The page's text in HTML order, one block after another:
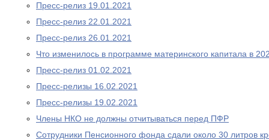
Пресс-релиз 19.01.2021
Пресс-релиз 22.01.2021
Пресс-релиз 26.01.2021
Что изменилось в программе материнского капитала в
Пресс-релиз 01.02.2021
Пресс-релизы 16.02.2021
Пресс-релизы 19.02.2021
Члены НКО не должны отчитываться перед ПФР
Сотрудники Пенсионного фонда сдали около 30 литров